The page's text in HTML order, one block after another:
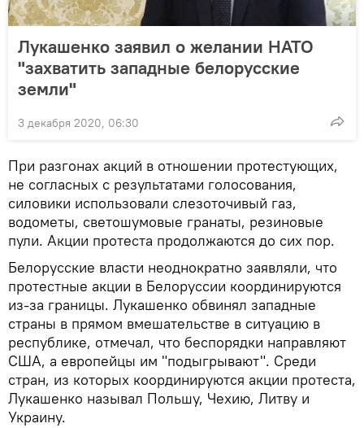
Лукашенко заявил о желании НАТО
"захватить западные белорусские
земли"
3 декабря 2020, 06:30
При разгонах акций в отношении протестующих,
не согласных с результатами голосования,
силовики использовали слезоточивый газ,
водометы, светошумовые гранаты, резиновые
пули. Акции протеста продолжаются до сих пор.
Белорусские власти неоднократно заявляли, что
протестные акции в Белоруссии координируются
из-за границы. Лукашенко обвинял западные
страны в прямом вмешательстве в ситуацию в
республике, отмечал, что беспорядки направляют
США, а европейцы им "подыгрывают". Среди
стран, из которых координируются акции протеста,
Лукашенко называл Польшу, Чехию, Литву и
Украину.